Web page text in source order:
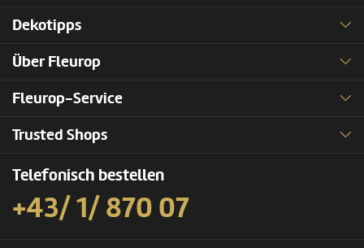
Dekotipps
Über Fleurop
Fleurop-Service
Trusted Shops
Telefonisch bestellen
+43/ 1/ 870 07